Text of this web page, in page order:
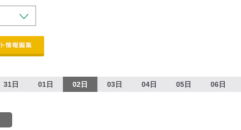
31日 01日 02日 03日 04日 05日 06日